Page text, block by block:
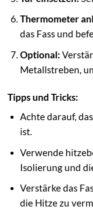
Thermometer
das Fass und
Optional:
Metallstreben,
Tipps und Tricks:
Achte darauf,
ist.
Verwende
Isolierung und
Verstärke das
die Hitze zu